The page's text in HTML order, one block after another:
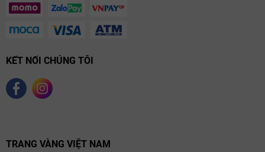
KẾT NỐI CHÚNG TÔI
TRANG VÀNG VIỆT NAM